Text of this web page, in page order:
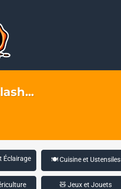
Éclairage 🍽️ Cuisine et Ustensiles
🧸 Jeux et Jouets